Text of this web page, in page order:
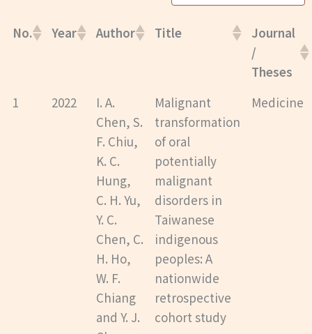
No. Year Author Title
Journal
/
Theses
1
2022
I. A.
Chen, S.
F. Chiu,
K. C.
Hung,
C. H. Yu,
Y. C.
Chen, C.
H. Ho,
W. F.
Chiang
and Y. J.
Malignant
transformation
of oral
potentially
malignant
disorders in
Taiwanese
indigenous
peoples: A
nationwide
retrospective
cohort study
Medicine